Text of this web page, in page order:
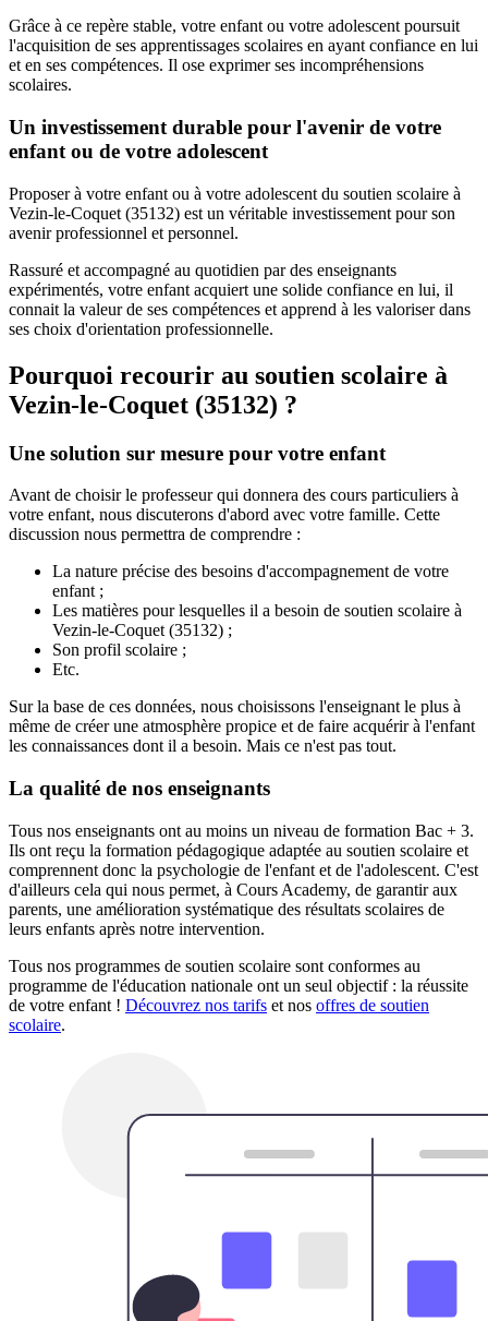
Grâce à ce repère stable, votre enfant ou votre adolescent poursuit
l'acquisition de ses apprentissages scolaires en ayant confiance en lui
et en ses compétences. Il ose exprimer ses incompréhensions
scolaires.
Un investissement durable pour l'avenir de votre
enfant ou de votre adolescent
Proposer à votre enfant ou à votre adolescent du soutien scolaire à
Vezin-le-Coquet (35132) est un véritable investissement pour son
avenir professionnel et personnel.
Rassuré et accompagné au quotidien par des enseignants
expérimentés, votre enfant acquiert une solide confiance en lui, il
connait la valeur de ses compétences et apprend à les valoriser dans
ses choix d'orientation professionnelle.
Pourquoi recourir au soutien scolaire à
Vezin-le-Coquet (35132) ?
Une solution sur mesure pour votre enfant
Avant de choisir le professeur qui donnera des cours particuliers à
votre enfant, nous discuterons d'abord avec votre famille. Cette
discussion nous permettra de comprendre :
La nature précise des besoins d'accompagnement de votre
enfant ;
Les matières pour lesquelles il a besoin de soutien scolaire à
Vezin-le-Coquet (35132) ;
Son profil scolaire ;
Etc.
Sur la base de ces données, nous choisissons l'enseignant le plus à
même de créer une atmosphère propice et de faire acquérir à l'enfant
les connaissances dont il a besoin. Mais ce n'est pas tout.
La qualité de nos enseignants
Tous nos enseignants ont au moins un niveau de formation Bac + 3.
Ils ont reçu la formation pédagogique adaptée au soutien scolaire et
comprennent donc la psychologie de l'enfant et de l'adolescent. C'est
d'ailleurs cela qui nous permet, à Cours Academy, de garantir aux
parents, une amélioration systématique des résultats scolaires de
leurs enfants après notre intervention.
Tous nos programmes de soutien scolaire sont conformes au
programme de l'éducation nationale ont un seul objectif : la réussite
de votre enfant ! Découvrez nos tarifs et nos offres de soutien
scolaire.